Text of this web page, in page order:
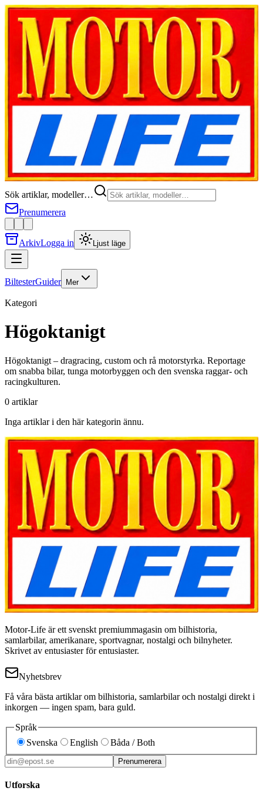
Sök artiklar, modeller…
Prenumerera
ArkivLogga in Ljust läge
BiltesterGuider Mer
Kategori
Högoktanigt
Högoktanigt – dragracing, custom och rå motorstyrka. Reportage
om snabba bilar, tunga motorbyggen och den svenska raggar- och
racingkulturen.
0 artiklar
Inga artiklar i den här kategorin ännu.
Motor-Life är ett svenskt premiummagasin om bilhistoria,
samlarbilar, amerikanare, sportvagnar, nostalgi och bilnyheter.
Skrivet av entusiaster för entusiaster.
Nyhetsbrev
Få våra bästa artiklar om bilhistoria, samlarbilar och nostalgi direkt i
inkorgen — ingen spam, bara guld.
Språk
Svenska
English Båda / Both
Prenumerera
Utforska